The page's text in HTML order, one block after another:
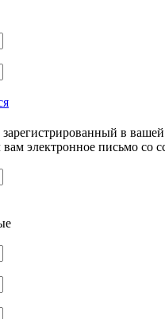
в
электронное письмо со